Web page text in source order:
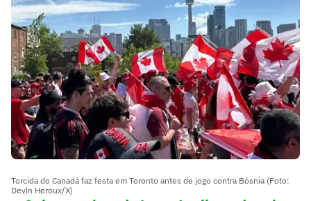
Torcida do Canadá faz festa em Toronto antes de jogo contra Bósnia (Foto:
Devin Heroux/X)